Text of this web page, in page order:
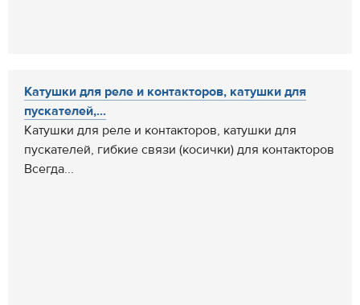
Катушки для реле и контакторов, катушки для
пускателей,...
Катушки для реле и контакторов, катушки для
пускателей, гибкие связи (косички) для контакторов
Всегда...